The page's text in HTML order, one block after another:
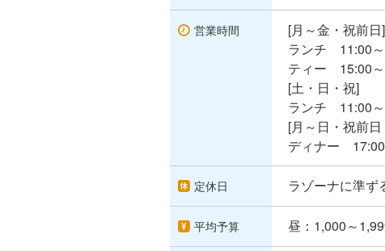
営業時間
[月～金・祝前日]
ランチ 11:00
ティー 15:00
[土・日・祝]
ランチ 11:00
[月～日・祝前
ディナー
定休日 ラゾーナに準ず
平均予算 昼：1,000～